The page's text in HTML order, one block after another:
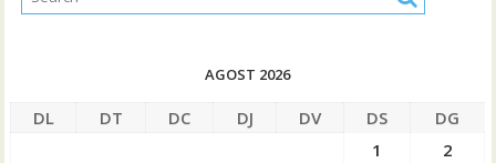
AGOST 2026
DL DT DC DJ DV DS
DG
1
2